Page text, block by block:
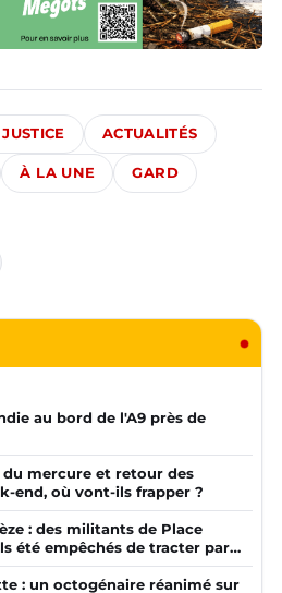
ACTUALITÉS
À LA UNE GARD
au bord de l'A9 près de
du mercure et retour des
end, où vont-ils frapper ?
: des militants de Place
été empêchés de tracter par
: un octogénaire réanimé sur